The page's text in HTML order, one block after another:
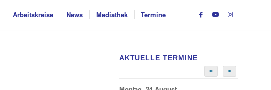
Arbeitskreise News Mediathek Termine
AKTUELLE TERMINE
< >